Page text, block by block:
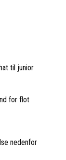
til junior
for flot
nedenfor